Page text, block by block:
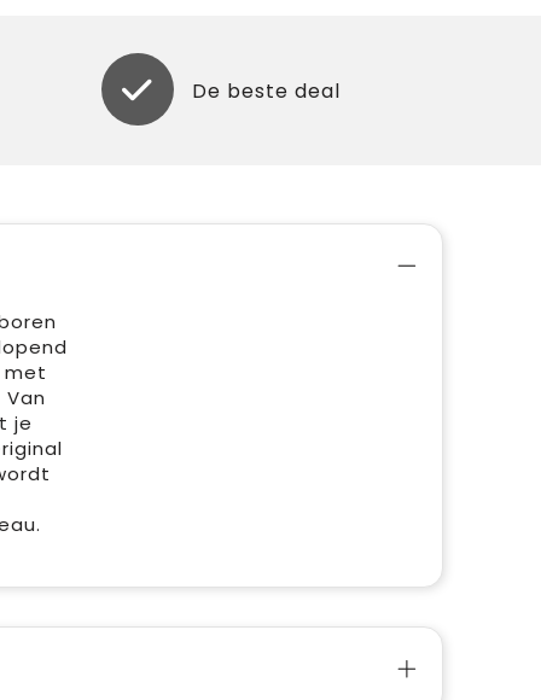
De beste deal
met
je